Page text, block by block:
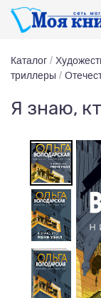
Каталог /
триллеры /
Я знаю,